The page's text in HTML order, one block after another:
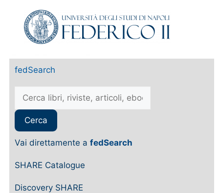
fedSearch
Vai direttamente a fedSearch
SHARE Catalogue
Discovery SHARE